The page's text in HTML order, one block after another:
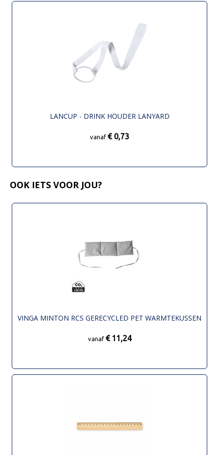
LANCUP - DRINK HOUDER LANYARD
vanaf € 0,73
OOK IETS VOOR JOU?
VINGA MINTON RCS GERECYCLED PET WARMTEKUSSEN
vanaf € 11,24